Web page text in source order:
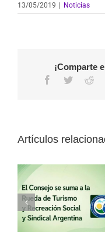
13/05/2019 | Noticias
¡Comparte
Facebook
Twitter
Artículos
30 de julio
Mundial
Trata de